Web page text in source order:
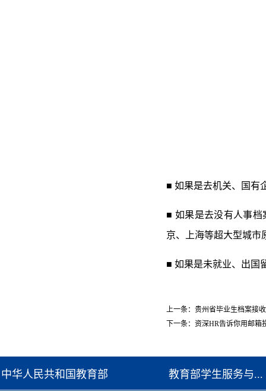
■ 如果是去机关、国有
■ 如果是去没有人事
京、上海等超大型城市
■ 如果是未就业、出国
上一条： 贵州省毕业生档案接
下一条： 资深HR告诉你用邮箱
中华人民共和国教育部 教育部学生服务与...